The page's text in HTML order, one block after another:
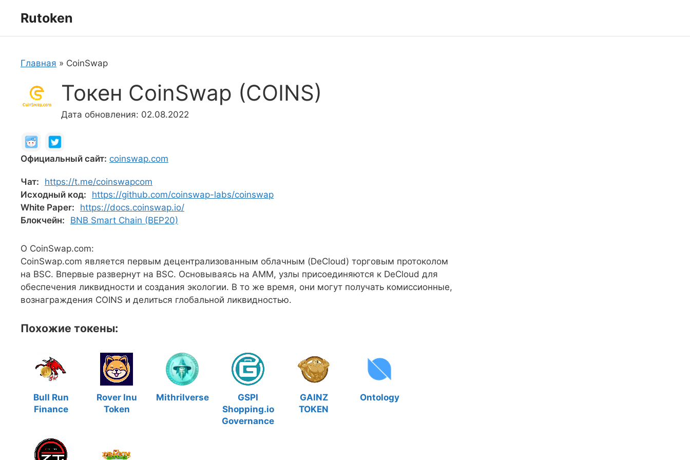
Rutoken
Главная » CoinSwap
Токен CoinSwap (COINS)
Дата обновления: 02.08.2022
Официальный сайт: coinswap.com
Чат:
https://t.me/coinswapcom
Исходный код:
https://github.com/coinswap-labs/coinswap
White Paper:
https://docs.coinswap.io/
Блокчейн:
BNB Smart Chain (BEP20)
О CoinSwap.com:
CoinSwap.com является первым децентрализованным облачным (DeCloud) торговым протоколом
на BSC. Впервые развернут на BSC. Основываясь на AMM, узлы присоединяются к DeCloud для
обеспечения ликвидности и создания экологии. В то же время, они могут получать комиссионные,
вознаграждения COINS и делиться глобальной ликвидностью.
Похожие токены:
Bull Run
Finance
Rover Inu
Token
Mithrilverse
GSPI
Shopping.io
Governance
GAINZ
TOKEN
Ontology